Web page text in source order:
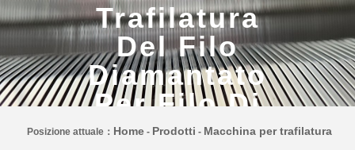
Trafilatura
Del Filo
Diamantato
Per Filo Di
Tungsteno
Posizione attuale： Home - Prodotti - Macchina per trafilatura